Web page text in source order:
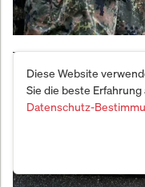
Vernichtungsschlag
Bundeswehr
Diese Website
Sie die beste
Datenschutz-